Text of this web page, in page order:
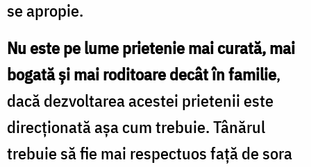
se apropie.
Nu este pe lume prietenie mai curată, mai
bogată şi mai roditoare decât în familie,
dacă dezvoltarea acestei prietenii este
direcţionată aşa cum trebuie. Tânărul
trebuie să fie mai respectuos faţă de sora